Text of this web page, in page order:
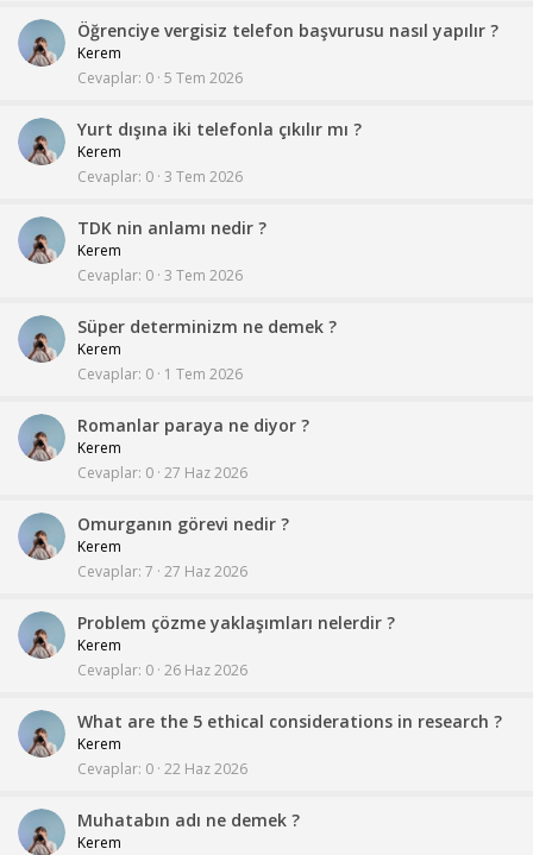
Öğrenciye vergisiz telefon başvurusu nasıl yapılır ?
Kerem
Cevaplar 0 5 Tem 2026
Yurt dışına iki telefonla çıkılır mı ?
Kerem
Cevaplar 0 3 Tem 2026
TDK nin anlamı nedir ?
Kerem
Cevaplar 0 3 Tem 2026
Süper determinizm ne demek ?
Kerem
Cevaplar 0 1 Tem 2026
Romanlar paraya ne diyor ?
Kerem
Cevaplar 0 27 Haz 2026
Omurganın görevi nedir ?
Kerem
Cevaplar 7 27 Haz 2026
Problem çözme yaklaşımları nelerdir ?
Kerem
Cevaplar 0 26 Haz 2026
What are the 5 ethical considerations in research ?
Kerem
Cevaplar 0 22 Haz 2026
Muhatabın adı ne demek ?
Kerem